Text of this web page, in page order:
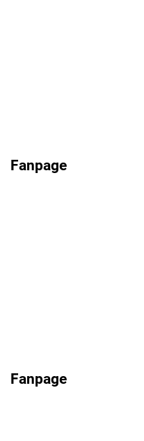
Fanpage
Fanpage